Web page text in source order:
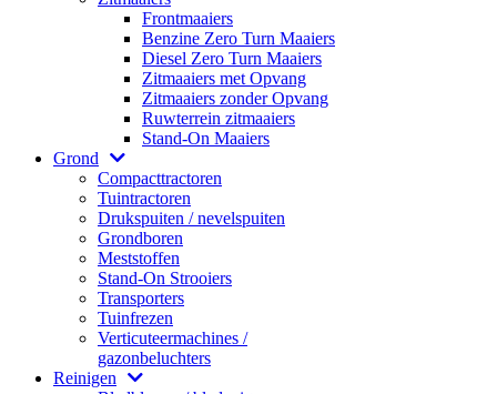
Frontmaaiers
Benzine Zero Turn Maaiers
Diesel Zero Turn Maaiers
Zitmaaiers met Opvang
Zitmaaiers zonder Opvang
Ruwterrein zitmaaiers
Stand-On Maaiers
Grond
Compacttractoren
Tuintractoren
Drukspuiten / nevelspuiten
Grondboren
Meststoffen
Stand-On Strooiers
Transporters
Tuinfrezen
Verticuteermachines /
gazonbeluchters
Reinigen